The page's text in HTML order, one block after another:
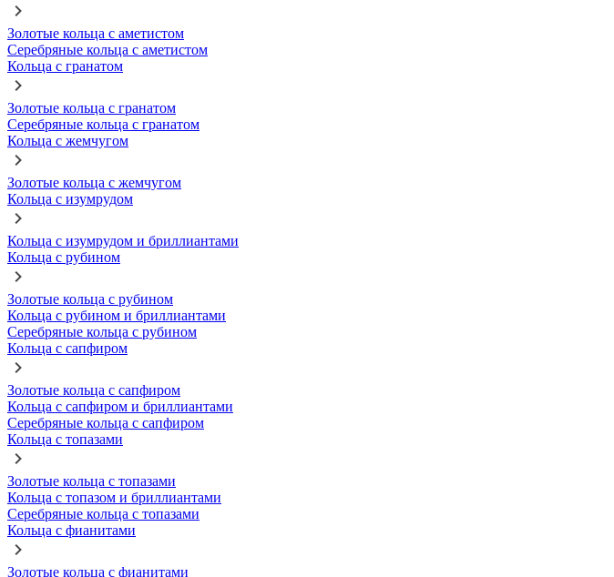
Золотые кольца с аметистом
Серебряные кольца с аметистом
Кольца с гранатом
Золотые кольца с гранатом
Серебряные кольца с гранатом
Кольца с жемчугом
Золотые кольца с жемчугом
Кольца с изумрудом
Кольца с изумрудом и бриллиантами
Кольца с рубином
Золотые кольца с рубином
Кольца с рубином и бриллиантами
Серебряные кольца с рубином
Кольца с сапфиром
Золотые кольца с сапфиром
Кольца с сапфиром и бриллиантами
Серебряные кольца с сапфиром
Кольца с топазами
Золотые кольца с топазами
Кольца с топазом и бриллиантами
Серебряные кольца с топазами
Кольца с фианитами
Золотые кольца с фианитами